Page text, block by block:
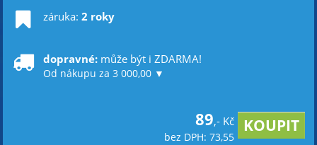
záruka: 2 roky
dopravné: může být i ZDARMA!
Od nákupu za 3 000,00 ▼
89,- Kč
bez DPH: 73,55